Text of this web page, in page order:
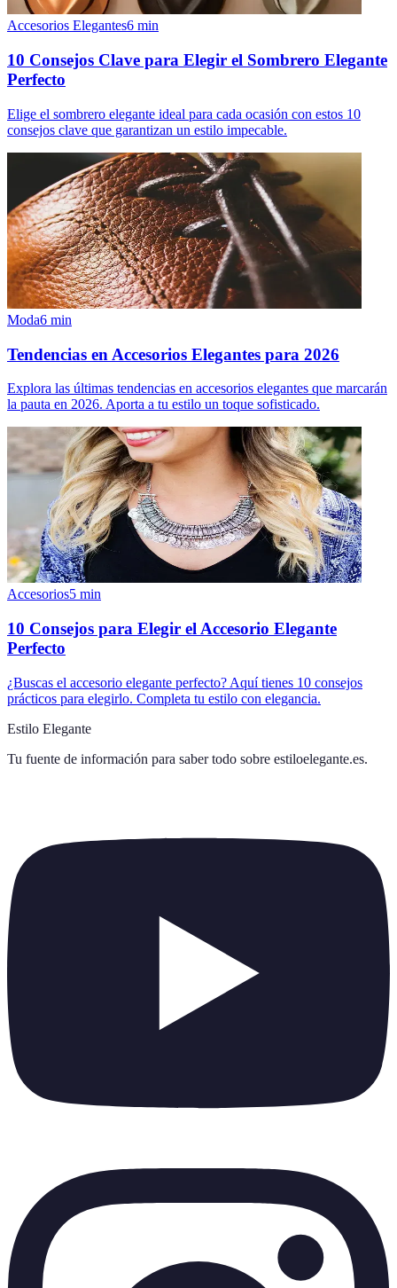
Accesorios Elegantes6 min
10 Consejos Clave para Elegir el Sombrero Elegante
Perfecto
Elige el sombrero elegante ideal para cada ocasión con estos 10
consejos clave que garantizan un estilo impecable.
Moda6 min
Tendencias en Accesorios Elegantes para 2026
Explora las últimas tendencias en accesorios elegantes que marcarán
la pauta en 2026. Aporta a tu estilo un toque sofisticado.
Accesorios5 min
10 Consejos para Elegir el Accesorio Elegante
Perfecto
¿Buscas el accesorio elegante perfecto? Aquí tienes 10 consejos
prácticos para elegirlo. Completa tu estilo con elegancia.
Estilo Elegante
Tu fuente de información para saber todo sobre estiloelegante.es.